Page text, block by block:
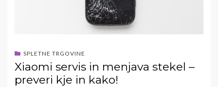
SPLETNE TRGOVINE
Xiaomi servis in menjava stekel –
preveri kje in kako!